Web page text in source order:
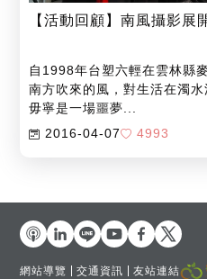
【活動回顧】南風攝影展
自1998年台塑六輕在雲林縣
南方吹來的風，對生活在濁
毋寧是一場噩夢...
2016-04-07
4993
網站導覽 交通資訊 友站連結